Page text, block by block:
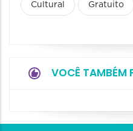
Cultural Gratuito
VOCÊ TAMBÉM